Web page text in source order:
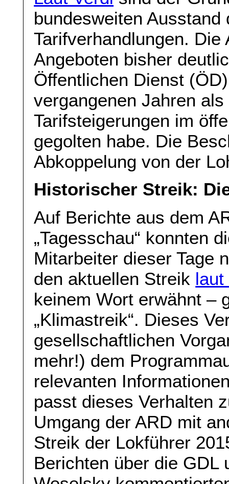
bundesweiten
Tarifverhandlungen.
Angeboten bisher
Öffentlichen Dienst
vergangenen Jahren
Tarifsteigerungen im
gegolten habe. Die
Abkoppelung von der
Historischer Streik:
Auf Berichte aus dem
„Tagesschau“ konnten
Mitarbeiter dieser Tage
den aktuellen Streik laut
keinem Wort erwähnt –
„Klimastreik“. Dieses
gesellschaftlichen
mehr!) dem
relevanten
passt dieses Verhalten
Umgang der ARD mit
Streik der Lokführer
Berichten über die GDL